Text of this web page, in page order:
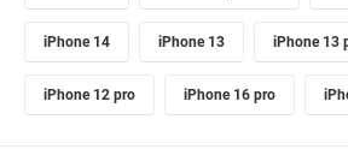
iPhone 14 iPhone 13 iPhone 13
iPhone 12 pro iPhone 16 pro